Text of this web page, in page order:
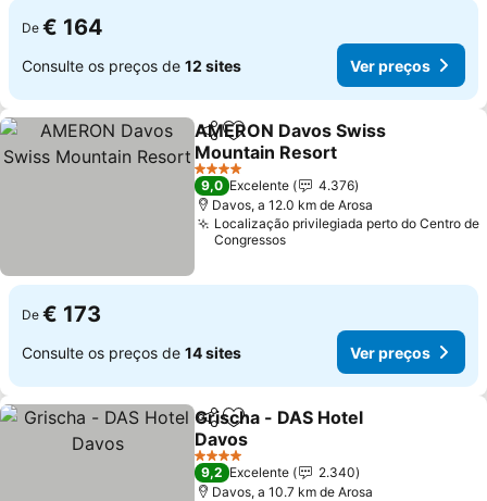
De € 164
Consulte os preços de 12 sites Ver preços
PartilharAdicionar aos favoritos
AMERON Davos Swiss
Mountain Resort
4 Estrelas
9,0 Excelente
4.376
Davos, a 12.0 km de Arosa
Localização privilegiada perto do Centro de
Congressos
De € 173
Consulte os preços de 14 sites Ver preços
PartilharAdicionar aos favoritos
Grischa - DAS Hotel
Davos
4 Estrelas
9,2 Excelente
2.340
Davos, a 10.7 km de Arosa